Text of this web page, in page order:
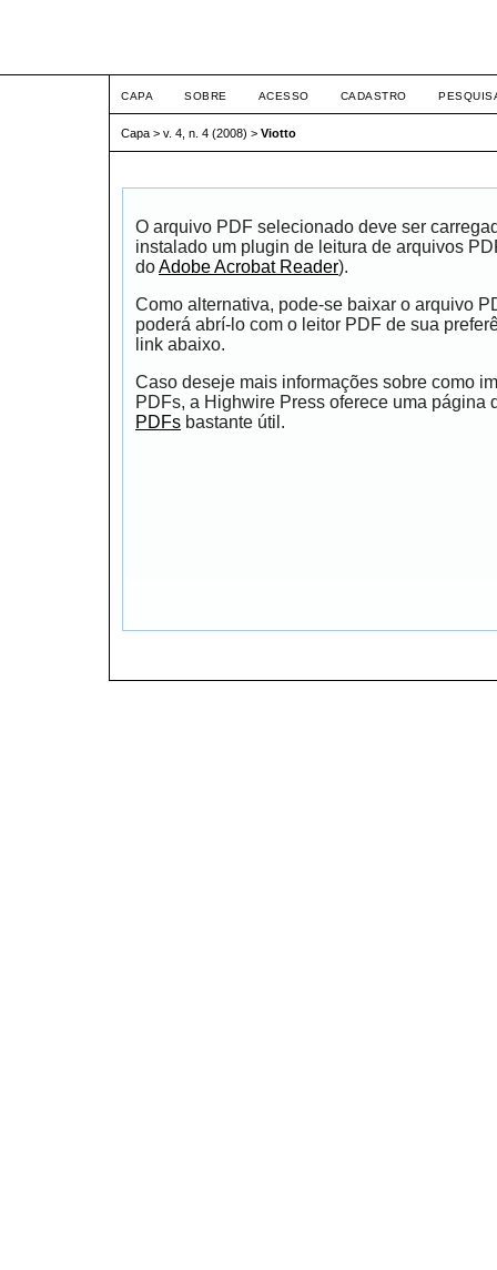
CAPA SOBRE ACESSO CADASTRO
Capa > v. 4, n. 4 (2008) > Viotto
O arquivo PDF selecionado deve ser
instalado um plugin de leitura de arquivos
doAdobe Acrobat Reader).
Como alternativa, pode-se baixar o arquivo
poderá abrí-lo com o leitor PDF de sua
link abaixo.
Caso deseje mais informações sobre como
PDFs, a Highwire Press oferece uma página
PDFs bastante útil.